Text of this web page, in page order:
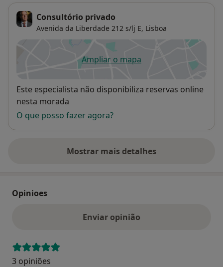
Consultório privado
Avenida da Liberdade 212 s/lj E, Lisboa
Ampliar o mapaabre num novo separador
Disponibilidade
Este especialista não disponibiliza reservas online
nesta morada
O que posso fazer agora?
Mostrar mais detalhes
sobre o endereço
Opinioes
Enviar opinião
3 opiniões